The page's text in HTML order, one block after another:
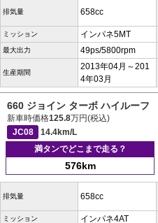
排気量 658cc
ミッション インパネ5MT
最大出力 49ps/5800rpm
生産期間
2013年04月～201
4年03月
660 ジョイン ターボ ハイルーフ
新車時価格125.8万円(税込)
JC08
14.4km/L
満タンでどこまで走る？
576km
排気量 658cc
ミッション インパネ4AT